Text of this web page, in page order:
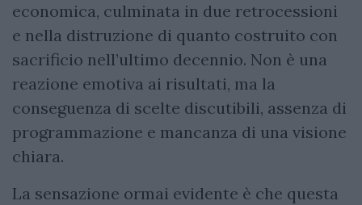
economica, culminata in due retrocessioni
e nella distruzione di quanto costruito con
sacrificio nell’ultimo decennio. Non è una
reazione emotiva ai risultati, ma la
conseguenza di scelte discutibili, assenza di
programmazione e mancanza di una visione
chiara.
La sensazione ormai evidente è che questa